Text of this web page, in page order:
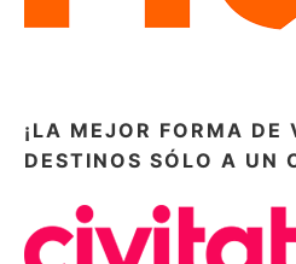
¡LA MEJOR FORMA DE
DESTINOS SÓLO A UN